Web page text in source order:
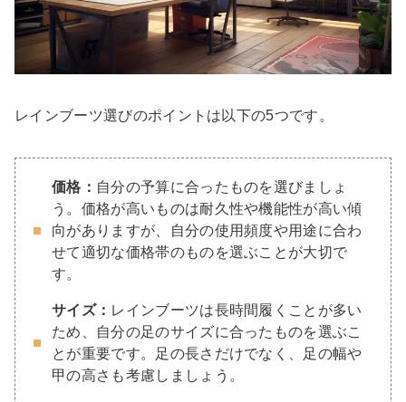
レインブーツ選びのポイントは以下の5つです。
価格： 自分の予算に合ったものを選びましょ
う。価格が高いものは耐久性や機能性が高い傾
向がありますが、自分の使用頻度や用途に合わ
せて適切な価格帯のものを選ぶことが大切で
す。
サイズ： レインブーツは長時間履くことが多い
ため、自分の足のサイズに合ったものを選ぶこ
とが重要です。足の長さだけでなく、足の幅や
甲の高さも考慮しましょう。